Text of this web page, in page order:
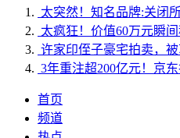
太突然！知名品牌:关闭
太疯狂！价值60万元瞬
许家印侄子豪宅拍卖，
3年重注超200亿元！京
首页
频道